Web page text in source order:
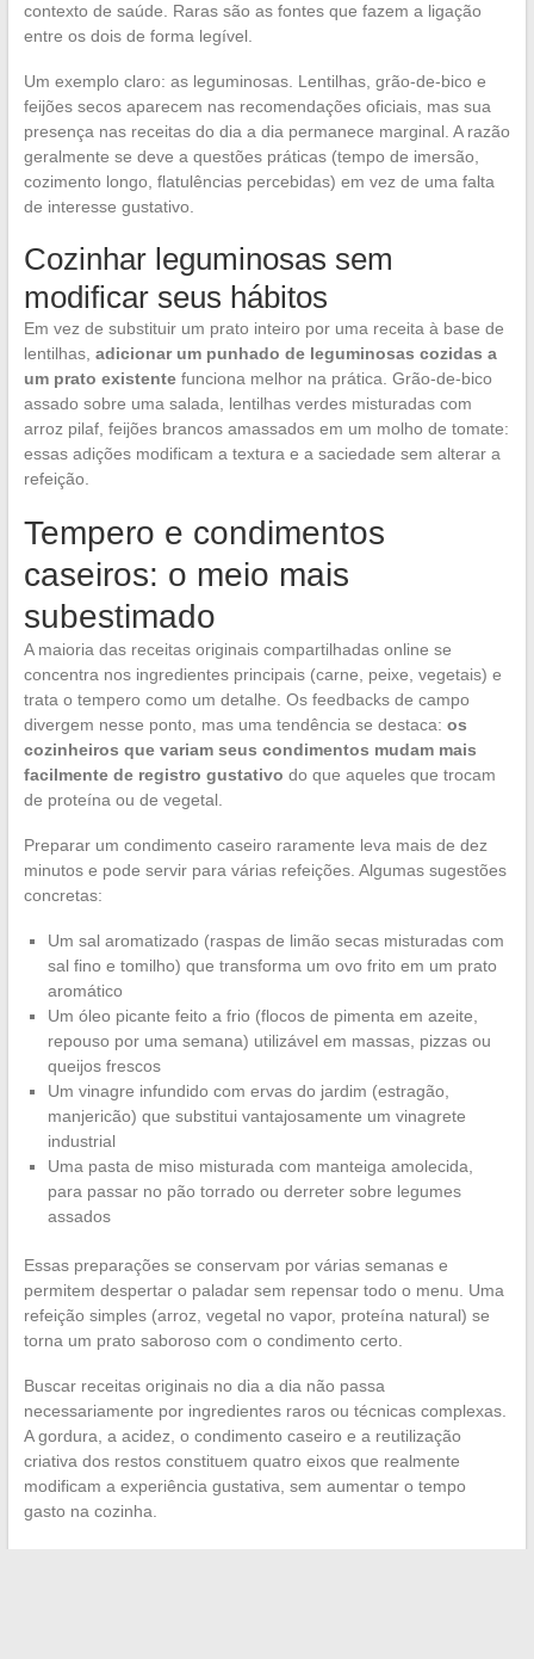
contexto de saúde. Raras são as fontes que fazem a ligação
entre os dois de forma legível.
Um exemplo claro: as leguminosas. Lentilhas, grão-de-bico e
feijões secos aparecem nas recomendações oficiais, mas sua
presença nas receitas do dia a dia permanece marginal. A razão
geralmente se deve a questões práticas (tempo de imersão,
cozimento longo, flatulências percebidas) em vez de uma falta
de interesse gustativo.
Cozinhar leguminosas sem
modificar seus hábitos
Em vez de substituir um prato inteiro por uma receita à base de
lentilhas, adicionar um punhado de leguminosas cozidas a
um prato existentefunciona melhor na prática. Grão-de-bico
assado sobre uma salada, lentilhas verdes misturadas com
arroz pilaf, feijões brancos amassados em um molho de tomate:
essas adições modificam a textura e a saciedade sem alterar a
refeição.
Tempero e condimentos
caseiros: o meio mais
subestimado
A maioria das receitas originais compartilhadas online se
concentra nos ingredientes principais (carne, peixe, vegetais) e
trata o tempero como um detalhe. Os feedbacks de campo
divergem nesse ponto, mas uma tendência se destaca: os
cozinheiros que variam seus condimentos mudam mais
facilmente de registro gustativo do que aqueles que trocam
de proteína ou de vegetal.
Preparar um condimento caseiro raramente leva mais de dez
minutos e pode servir para várias refeições. Algumas sugestões
concretas:
Um sal aromatizado (raspas de limão secas misturadas com
sal fino e tomilho) que transforma um ovo frito em um prato
aromático
Um óleo picante feito a frio (flocos de pimenta em azeite,
repouso por uma semana) utilizável em massas, pizzas ou
queijos frescos
Um vinagre infundido com ervas do jardim (estragão,
manjericão) que substitui vantajosamente um vinagrete
industrial
Uma pasta de miso misturada com manteiga amolecida,
para passar no pão torrado ou derreter sobre legumes
assados
Essas preparações se conservam por várias semanas e
permitem despertar o paladar sem repensar todo o menu. Uma
refeição simples (arroz, vegetal no vapor, proteína natural) se
torna um prato saboroso com o condimento certo.
Buscar receitas originais no dia a dia não passa
necessariamente por ingredientes raros ou técnicas complexas.
A gordura, a acidez, o condimento caseiro e a reutilização
criativa dos restos constituem quatro eixos que realmente
modificam a experiência gustativa, sem aumentar o tempo
gasto na cozinha.